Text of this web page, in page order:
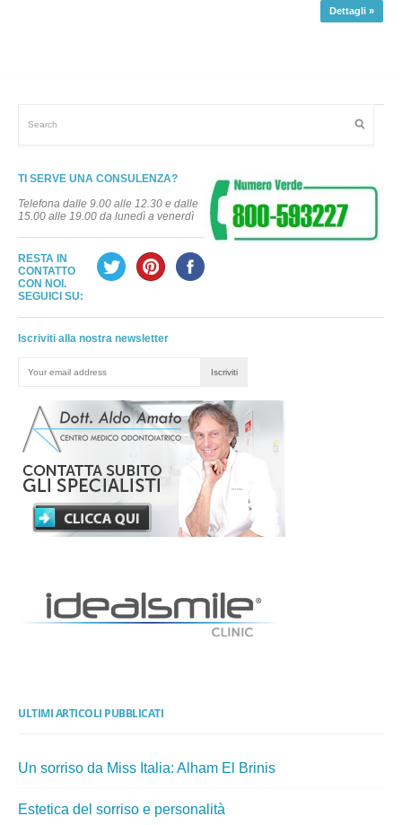
Dettagli »
TI SERVE UNA CONSULENZA?
Telefona dalle 9.00 alle 12.30 e dalle
15.00 alle 19.00 da lunedì a venerdì
RESTA IN
CONTATTO
CON NOI.
SEGUICI SU:
Iscriviti alla nostra newsletter
ULTIMI ARTICOLI PUBBLICATI
Un sorriso da Miss Italia: Alham El Brinis
Estetica del sorriso e personalità